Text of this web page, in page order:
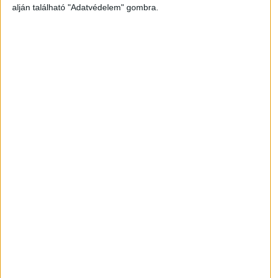
alján található "Adatvédelem" gombra.